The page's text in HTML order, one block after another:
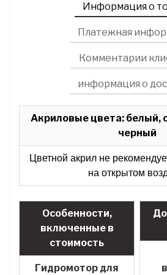
Информация о
Платежная
Комментарии
информация о
Акриловые цвета: белый,
черный
Цветной акрил не
на открытом
Особенности,
включенные в
стоимость
Гидромотор для